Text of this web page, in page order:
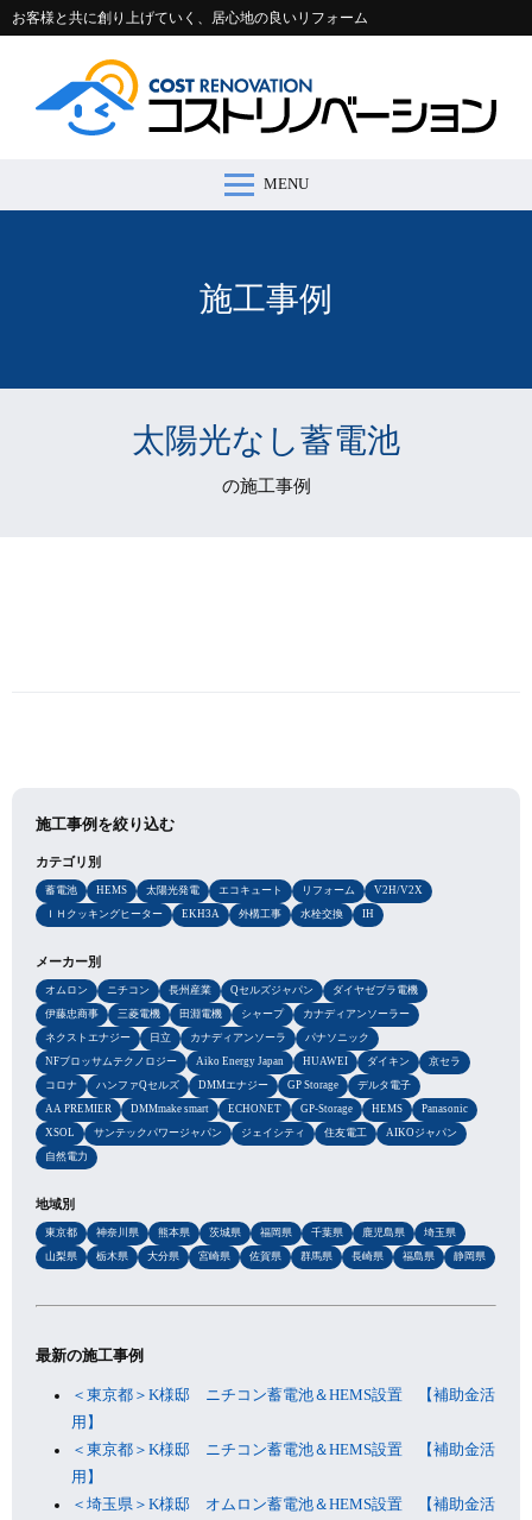
お客様と共に創り上げていく、居心地の良いリフォーム
MENU
施工事例
太陽光なし蓄電池
の施工事例
施工事例を絞り込む
カテゴリ別
蓄電池 HEMS 太陽光発電 エコキュート リフォーム
V2H/V2X
ＩＨクッキングヒーター
EKH3A 外構工事 水栓交換 IH
メーカー別
オムロン ニチコン 長州産業 Qセルズジャパン
ダイヤゼブラ電機
伊藤忠商事
三菱電機 田淵電機 シャープ
カナディアンソーラー
ネクストエナジー
日立 カナディアンソーラ
パナソニック
NFブロッサムテクノロジー
Aiko Energy Japan HUAWEI ダイキン
京セラ
コロナ
ハンファQセルズ DMMエナジー GP Storage
デルタ電子
AA PREMIER
DMMmake smart ECHONET GP-Storage HEMS
Panasonic
XSOL
サンテックパワージャパン ジェイシティ 住友電工
AIKOジャパン
自然電力
地域別
東京都 神奈川県 熊本県 茨城県 福岡県 千葉県 鹿児島県
埼玉県
山梨県
栃木県 大分県 宮崎県 佐賀県 群馬県 長崎県 福島県 静岡県
最新の施工事例
＜東京都＞K様邸 ニチコン蓄電池＆HEMS設置 【補助金活
用】
＜東京都＞K様邸 ニチコン蓄電池＆HEMS設置 【補助金活
用】
＜埼玉県＞K様邸 オムロン蓄電池＆HEMS設置 【補助金活